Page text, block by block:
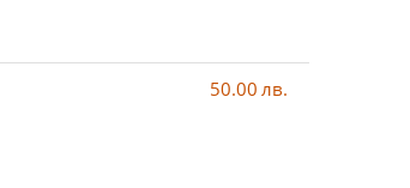
50.00 лв.